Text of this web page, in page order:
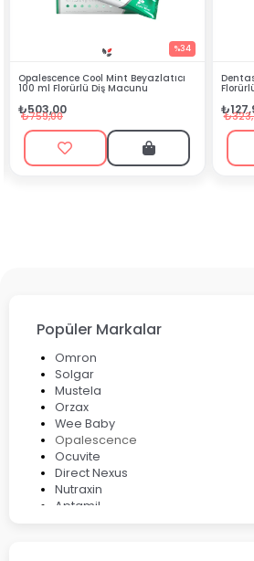
Beyazlatıcı Dentasave Klorhex Yoğun Bakım
Florürlü Diş Macunu 75 ml
Popüler Markalar
Omron
Solgar
Mustela
Orzax
Wee Baby
Opalescence
Ocuvite
Direct Nexus
Nutraxin
Aptamil